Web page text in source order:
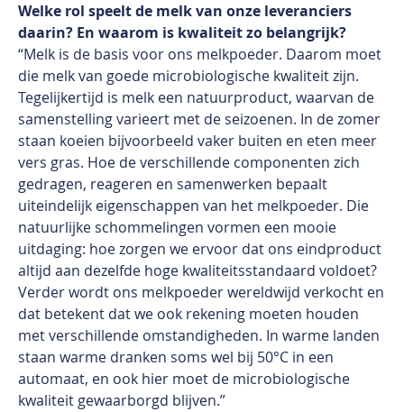
Welke rol speelt de melk van onze leveranciers
daarin? En waarom is kwaliteit zo belangrijk?
“Melk is de basis voor ons melkpoeder. Daarom moet
die melk van goede microbiologische kwaliteit zijn.
Tegelijkertijd is melk een natuurproduct, waarvan de
samenstelling varieert met de seizoenen. In de zomer
staan koeien bijvoorbeeld vaker buiten en eten meer
vers gras. Hoe de verschillende componenten zich
gedragen, reageren en samenwerken bepaalt
uiteindelijk eigenschappen van het melkpoeder. Die
natuurlijke schommelingen vormen een mooie
uitdaging: hoe zorgen we ervoor dat ons eindproduct
altijd aan dezelfde hoge kwaliteitsstandaard voldoet?
Verder wordt ons melkpoeder wereldwijd verkocht en
dat betekent dat we ook rekening moeten houden
met verschillende omstandigheden. In warme landen
staan warme dranken soms wel bij 50°C in een
automaat, en ook hier moet de microbiologische
kwaliteit gewaarborgd blijven.”